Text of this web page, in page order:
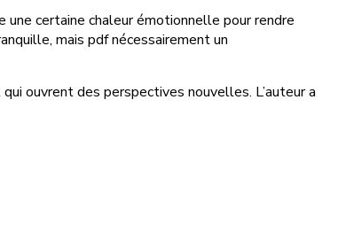
une certaine chaleur émotionnelle pour rendre
mais pdf nécessairement un
ouvrent des perspectives nouvelles. L’auteur a